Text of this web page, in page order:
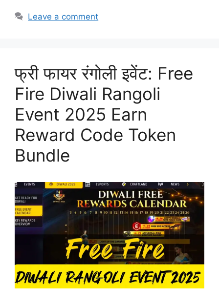
Leave a comment
फ्री फायर रंगोली इवेंट: Free
Fire Diwali Rangoli
Event 2025 Earn
Reward Code Token
Bundle